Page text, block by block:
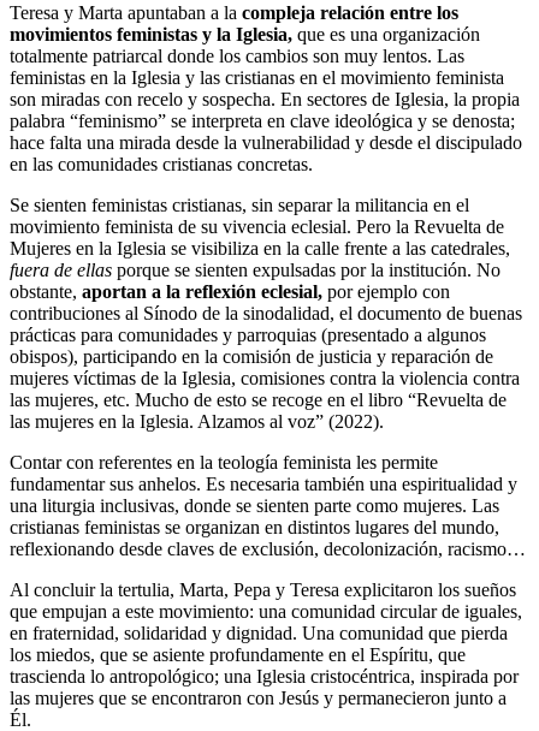
Teresa y Marta apuntaban a la compleja relación entre los
movimientos feministas y la Iglesia, que es una organización
totalmente patriarcal donde los cambios son muy lentos. Las
feministas en la Iglesia y las cristianas en el movimiento feminista
son miradas con recelo y sospecha. En sectores de Iglesia, la propia
palabra “feminismo” se interpreta en clave ideológica y se denosta;
hace falta una mirada desde la vulnerabilidad y desde el discipulado
en las comunidades cristianas concretas.
Se sienten feministas cristianas, sin separar la militancia en el
movimiento feminista de su vivencia eclesial. Pero la Revuelta de
Mujeres en la Iglesia se visibiliza en la calle frente a las catedrales,
fuera de ellas porque se sienten expulsadas por la institución. No
obstante, aportan a la reflexión eclesial, por ejemplo con
contribuciones al Sínodo de la sinodalidad, el documento de buenas
prácticas para comunidades y parroquias (presentado a algunos
obispos), participando en la comisión de justicia y reparación de
mujeres víctimas de la Iglesia, comisiones contra la violencia contra
las mujeres, etc. Mucho de esto se recoge en el libro “Revuelta de
las mujeres en la Iglesia. Alzamos al voz” (2022).
Contar con referentes en la teología feminista les permite
fundamentar sus anhelos. Es necesaria también una espiritualidad y
una liturgia inclusivas, donde se sienten parte como mujeres. Las
cristianas feministas se organizan en distintos lugares del mundo,
reflexionando desde claves de exclusión, decolonización, racismo…
Al concluir la tertulia, Marta, Pepa y Teresa explicitaron los sueños
que empujan a este movimiento: una comunidad circular de iguales,
en fraternidad, solidaridad y dignidad. Una comunidad que pierda
los miedos, que se asiente profundamente en el Espíritu, que
trascienda lo antropológico; una Iglesia cristocéntrica, inspirada por
las mujeres que se encontraron con Jesús y permanecieron junto a
Él.